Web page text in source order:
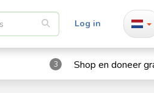
Log in
3 Shop en doneer